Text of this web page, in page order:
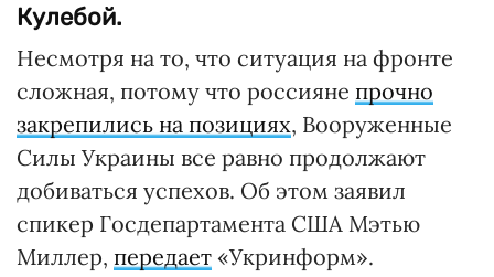
Кулебой.
Несмотря на то, что ситуация на фронте
сложная, потому что россияне прочно
закрепились на позициях, Вооруженные
Силы Украины все равно продолжают
добиваться успехов. Об этом заявил
спикер Госдепартамента США Мэтью
Миллер, передает «Укринформ».